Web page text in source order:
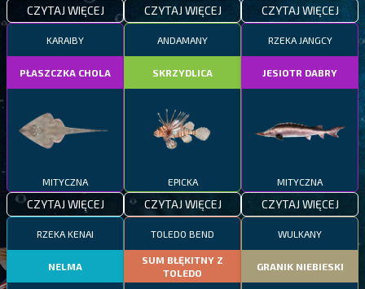
CZYTAJ WIĘCEJ CZYTAJ WIĘCEJ CZYTAJ WIĘCEJ
KARAIBY
PŁASZCZKA CHOLA
MITYCZNA
CZYTAJ WIĘCEJ
ANDAMANY
SKRZYDLICA
EPICKA
CZYTAJ WIĘCEJ
RZEKA JANGCY
JESIOTR DABRY
MITYCZNA
CZYTAJ WIĘCEJ
RZEKA KENAI
NELMA
TOLEDO BEND
SUM BŁĘKITNY Z
TOLEDO
WULKANY
GRANIK NIEBIESKI